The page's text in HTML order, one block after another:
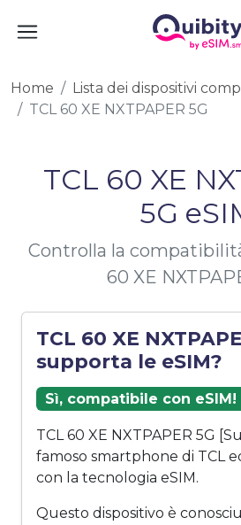
Home
Lista dei dispositivi
TCL 60 XE NXTPAPER 5G
TCL 60 XE
5G
Controlla la
60 XE
TCL 60 XE
supporta le eSIM?
Sì, compatibile con eSIM!
TCL 60 XE NXTPAPER 5G
famoso smartphone di TCL
con la tecnologia eSIM.
Questo dispositivo è